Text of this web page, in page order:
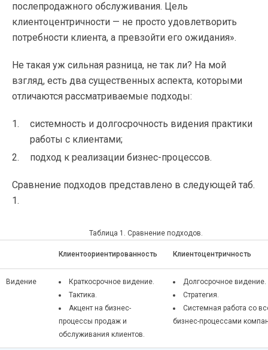
послепродажного обслуживания. Цель
клиентоцентричности — не просто удовлетворить
потребности клиента, а превзойти его ожидания».
Не такая уж сильная разница, не так ли? На мой
взгляд, есть два существенных аспекта, которыми
отличаются рассматриваемые подходы:
системность и долгосрочность видения практики
работы с клиентами;
подход к реализации бизнес-процессов.
Сравнение подходов представлено в следующей таб.
1.
Таблица 1. Сравнение подходов.
Клиентоориентированность Клиентоцентричность
Видение
Краткосрочное видение.
Тактика.
Акцент на бизнес-
процессы продаж и
обслуживания клиентов.
Долгосрочное видение.
Стратегия.
Системная работа со
бизнес-процессами